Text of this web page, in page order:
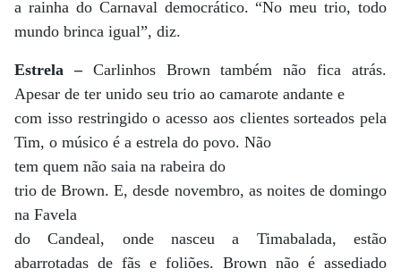
a rainha do Carnaval democrático. “No meu trio, todo
mundo brinca igual”, diz.
Estrela – Carlinhos Brown também não fica atrás.
Apesar de ter unido seu trio ao camarote andante e
com isso restringido o acesso aos clientes sorteados pela
Tim, o músico é a estrela do povo. Não
tem quem não saia na rabeira do
trio de Brown. E, desde novembro, as noites de domingo
na Favela
do Candeal, onde nasceu a Timabalada, estão
abarrotadas de fãs e foliões. Brown não é assediado